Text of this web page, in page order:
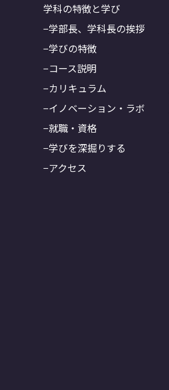
学科の特徴と学び
学部長、学科長の挨拶
学びの特徴
コース説明
カリキュラム
イノベーション・ラボ
就職・資格
学びを深掘りする
アクセス